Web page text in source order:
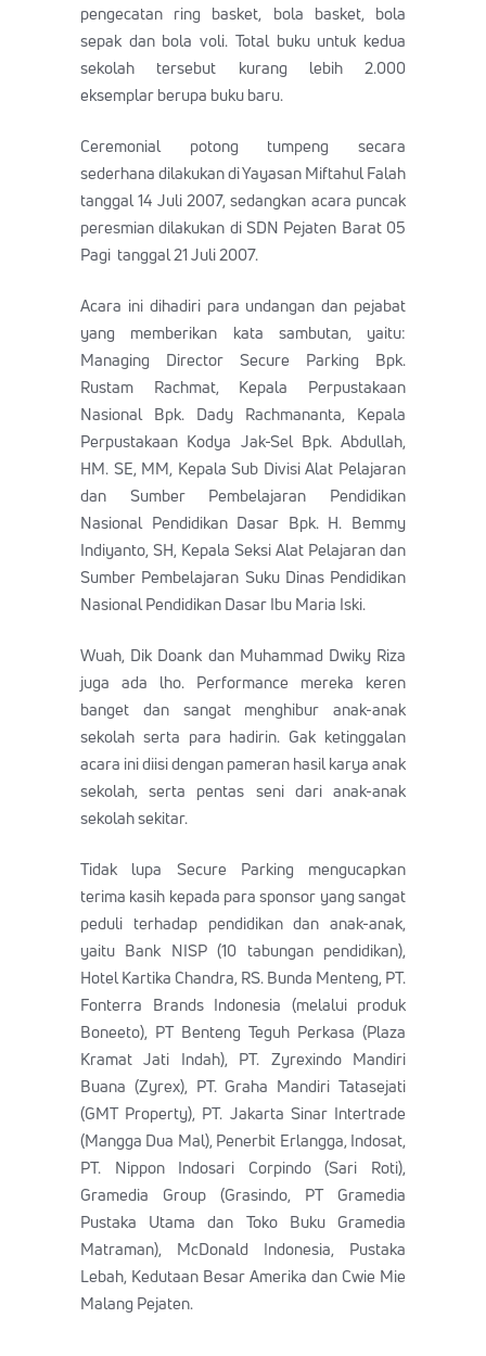
pengecatan ring basket, bola basket, bola
sepak dan bola voli. Total buku untuk kedua
sekolah tersebut kurang lebih 2.000
eksemplar berupa buku baru.
Ceremonial potong tumpeng secara
sederhana dilakukan di Yayasan Miftahul Falah
tanggal 14 Juli 2007, sedangkan acara puncak
peresmian dilakukan di SDN Pejaten Barat 05
Pagi tanggal 21 Juli 2007.
Acara ini dihadiri para undangan dan pejabat
yang memberikan kata sambutan, yaitu:
Managing Director Secure Parking Bpk.
Rustam Rachmat, Kepala Perpustakaan
Nasional Bpk. Dady Rachmananta, Kepala
Perpustakaan Kodya Jak-Sel Bpk. Abdullah,
HM. SE, MM, Kepala Sub Divisi Alat Pelajaran
dan Sumber Pembelajaran Pendidikan
Nasional Pendidikan Dasar Bpk. H. Bemmy
Indiyanto, SH, Kepala Seksi Alat Pelajaran dan
Sumber Pembelajaran Suku Dinas Pendidikan
Nasional Pendidikan Dasar Ibu Maria Iski.
Wuah, Dik Doank dan Muhammad Dwiky Riza
juga ada lho. Performance mereka keren
banget dan sangat menghibur anak-anak
sekolah serta para hadirin. Gak ketinggalan
acara ini diisi dengan pameran hasil karya anak
sekolah, serta pentas seni dari anak-anak
sekolah sekitar.
Tidak lupa Secure Parking mengucapkan
terima kasih kepada para sponsor yang sangat
peduli terhadap pendidikan dan anak-anak,
yaitu Bank NISP (10 tabungan pendidikan),
Hotel Kartika Chandra, RS. Bunda Menteng, PT.
Fonterra Brands Indonesia (melalui produk
Boneeto), PT Benteng Teguh Perkasa (Plaza
Kramat Jati Indah), PT. Zyrexindo Mandiri
Buana (Zyrex), PT. Graha Mandiri Tatasejati
(GMT Property), PT. Jakarta Sinar Intertrade
(Mangga Dua Mal), Penerbit Erlangga, Indosat,
PT. Nippon Indosari Corpindo (Sari Roti),
Gramedia Group (Grasindo, PT Gramedia
Pustaka Utama dan Toko Buku Gramedia
Matraman), McDonald Indonesia, Pustaka
Lebah, Kedutaan Besar Amerika dan Cwie Mie
Malang Pejaten.